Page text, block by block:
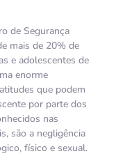
de Segurança
mais de 20% de
e adolescentes de
enorme
que podem
por parte dos
nas
são a negligência
físico e sexual.